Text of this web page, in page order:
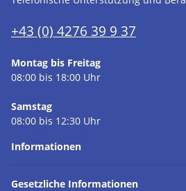
+43 (0) 4276 39 9 37
Montag bis Freitag
08:00 bis 18:00 Uhr
Samstag
08:00 bis 12:30 Uhr
Informationen
Gesetzliche Informationen